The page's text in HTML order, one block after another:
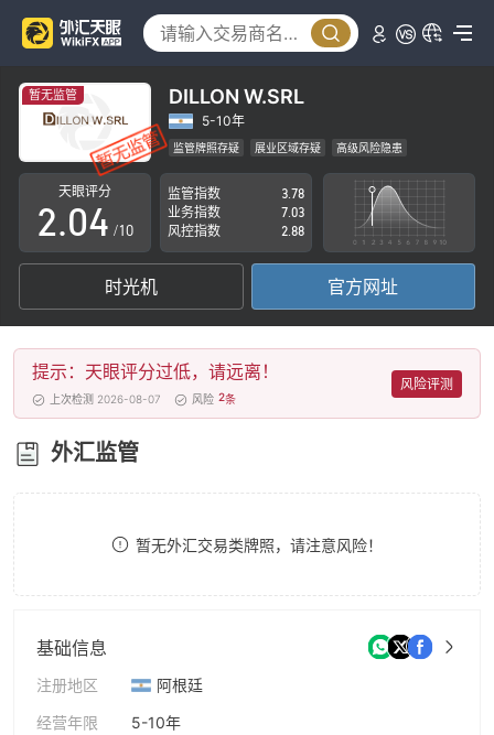
暂无监管 DILLON W.SRL
5-10年
监管牌照存疑 展业区域存疑 高级风险隐患
天眼评分
0
1
2
3
4
5
6
7
8
.0
1
2
3
4
5
6
0
1
2
3
4
5
6
7
8
9
/10
监管指数
3.78
业务指数
7.03
风控指数
2.88
时光机 官方网址
提示：天眼评分过低，请远离！
上次检测 2026-08-07 风险 2条
风险评测
外汇监管
暂无外汇交易类牌照，请注意风险！
基础信息
注册地区
阿根廷
经营年限
5-10年